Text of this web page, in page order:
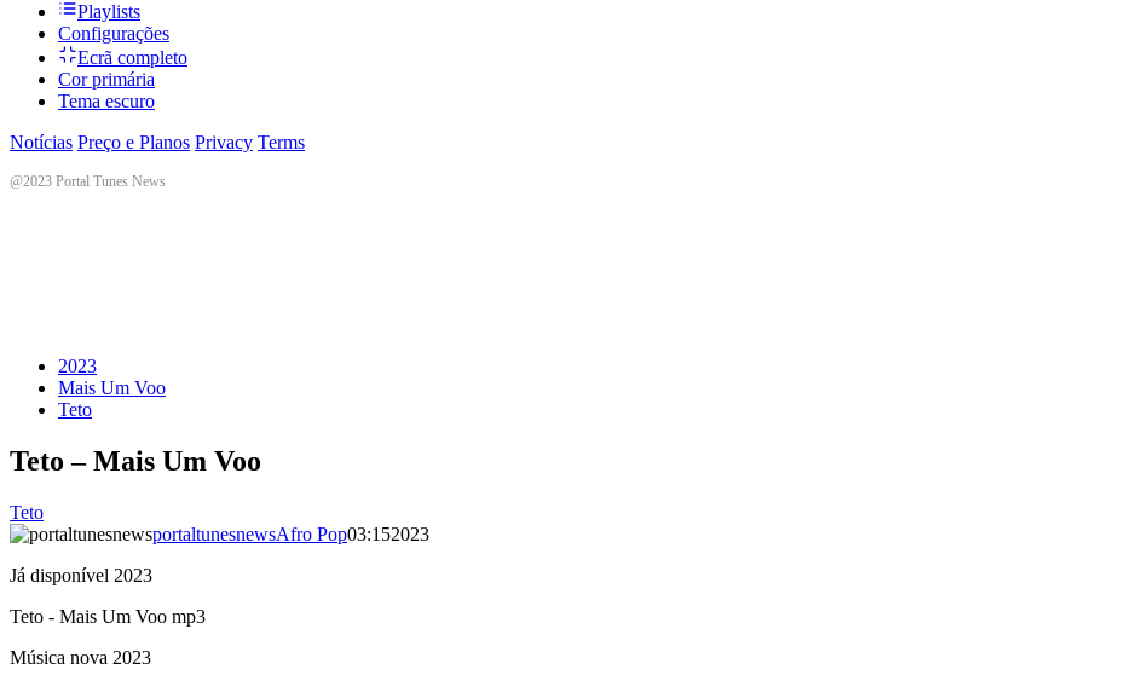
Playlists
Configurações
Ecrã completo
Cor primária
Tema escuro
Notícias Preço e Planos Privacy Terms
@2023 Portal Tunes News
2023
Mais Um Voo
Teto
Teto – Mais Um Voo
Teto
portaltunesnewsAfro Pop03:152023
Já disponível 2023
Teto - Mais Um Voo mp3
Música nova 2023